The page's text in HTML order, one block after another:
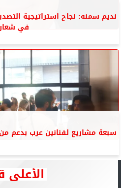
نديم سمنه: نجاح استراتيجية
في
سبعة مشاريع لفنانين عرب بدعم
الأعلى